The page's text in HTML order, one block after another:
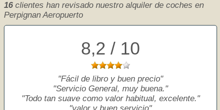
16clientes han revisado nuestro alquiler de coches en
Perpignan Aeropuerto
8,2 / 10
Fácil de libro y buen precio
Servicio General, muy buena.
Todo tan suave como valor habitual, excelente.